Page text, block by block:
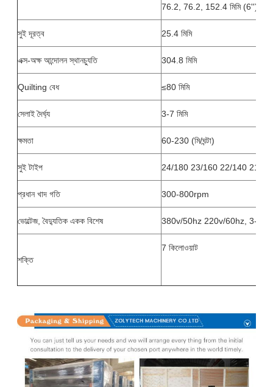
76.2, 76.2, 152.4 মিমি (6'')
সুই দূরত্ব 25.4 মিমি
এক্স-অক্ষ আন্দোলন স্থানচ্যুতি 304.8 মিমি
Quilting বেধ ≤80 মিমি
সেলাই দৈর্ঘ্য 3-7 মিমি
ক্ষমতা 60-230 (মি/ঘন্টা)
সুই টাইপ 24/180 23/160 22/140 21/
প্রধান খাদ গতি 300-800rpm
ভোল্টেজ, বৈদ্যুতিক একক বিশেষ 380v/50hz 220v/60hz, 3-ফেজ
শক্তি
7 কিলোওয়াট